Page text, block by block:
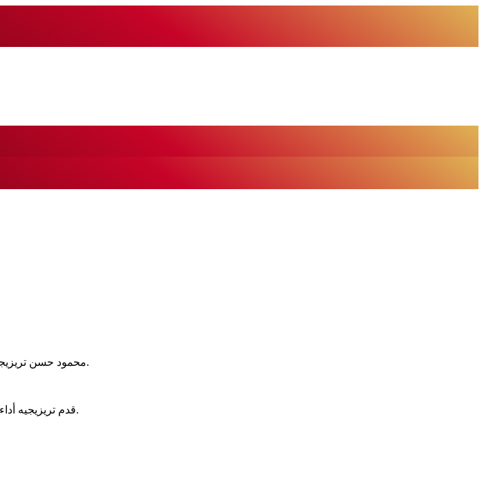
محمود حسن تريزيجيه لاعب الفريق الأول لكرة القدم بالنادي الأهلي، فاز بجائزة أفضل لاعب في مباراة الأهلي والمصري.
قدم تريزيجيه أداء مميزًا للغاية، وسجل هدفين في المباراة التي فاز بها الأهلي بثنائية نظيفة في ختام منافسات الموسم.